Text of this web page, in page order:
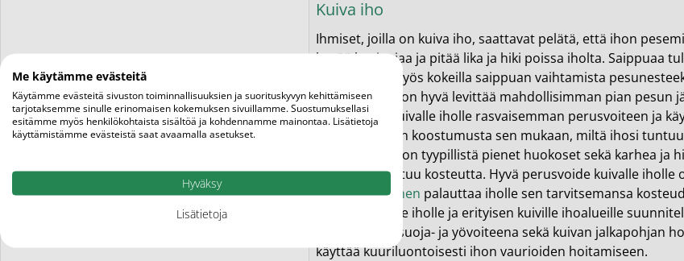
Kuiva iho
Ihmiset, joilla on kuiva iho, saattavat pelätä, että ihon
hyvää hygieniaa ja pitää lika ja hiki poissa iholta. Saippuaa
välttää. Voit myös kokeilla saippuan vaihtamista
Kosteusvoide on hyvä levittää mahdollisimman pian pesun
valitsemalla kuivalle iholle rasvaisemman perusvoiteen ja
kosteusvoiteen koostumusta sen mukaan, miltä ihosi
Kuivalle iholle on tyypillistä pienet huokoset sekä karhea
että siltä puuttuu kosteutta. Hyvä perusvoide kuivalle
Apobase Cremen palauttaa iholle sen tarvitsemansa
Erittäin kuivalle iholle ja erityisen kuiville ihoalueille
käytettäväksi suoja- ja yövoiteena sekä kuivan jalkapohjan
käyttää kuuriluontoisesti ihon vaurioiden hoitamiseen.
Me käytämme evästeitä
Käytämme evästeitä sivuston toiminnallisuuksien ja suorituskyvyn kehittämiseen
tarjotaksemme sinulle erinomaisen kokemuksen sivuillamme. Suostumuksellasi
esitämme myös henkilökohtaista sisältöä ja kohdennamme mainontaa. Lisätietoja
käyttämistämme evästeistä saat avaamalla asetukset.
Hyväksy
Lisätietoja